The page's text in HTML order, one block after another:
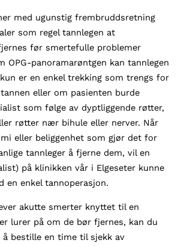
med ugunstig frembruddsretning
som regel tannlegen at
før smertefulle problemer
OPG-panoramarøntgen kan tannlegen
er en enkel trekking som trengs for
eller om pasienten burde
som følge av dyptliggende røtter,
røtter nær bihule eller nerver. Når
eller beliggenhet som gjør det for
tannleger å fjerne dem, vil en
på klinikken vår i Elgeseter kunne
en enkel tannoperasjon.
akutte smerter knyttet til en
lurer på om de bør fjernes, kan du
bestille en time til sjekk av